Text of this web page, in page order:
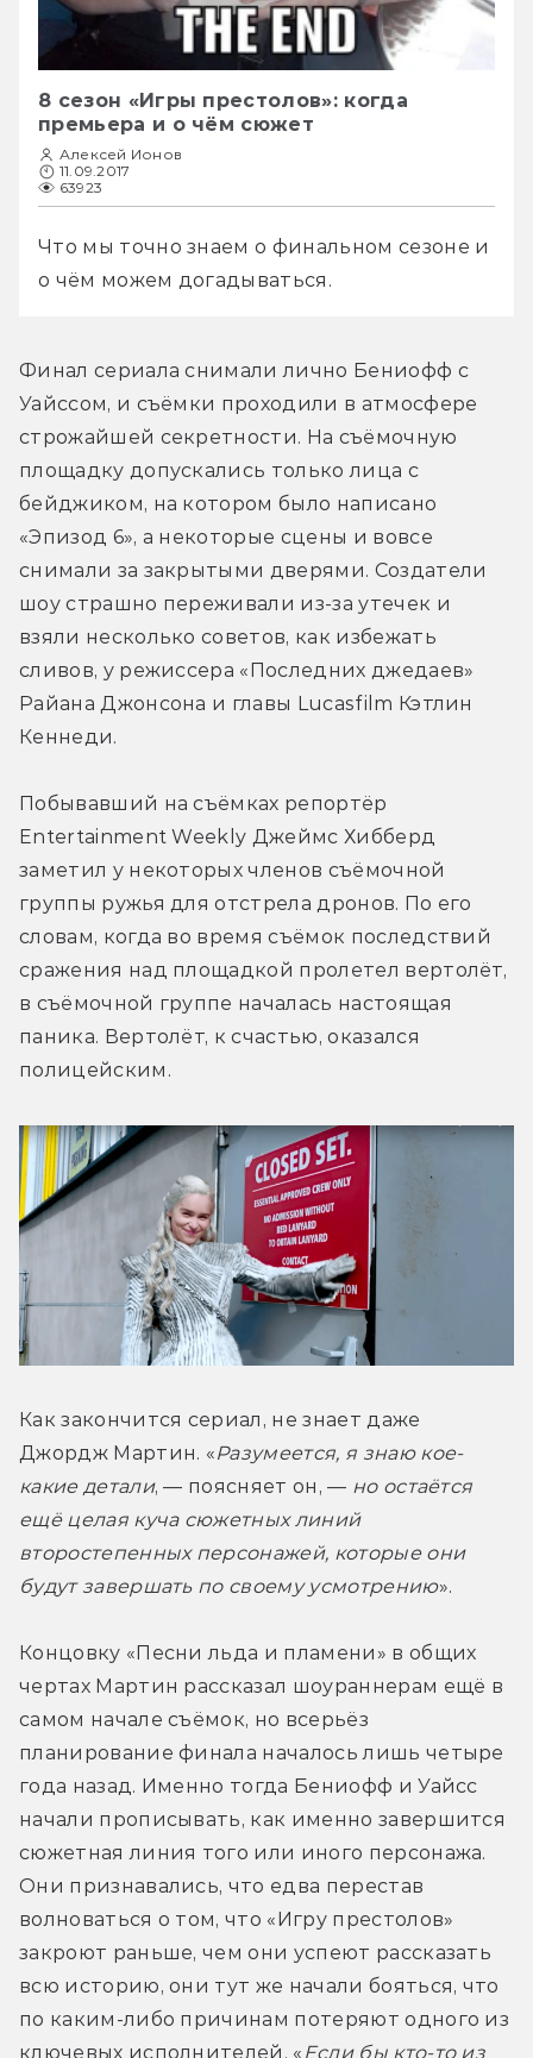
8 сезон «Игры престолов»: когда
премьера и о чём сюжет
Алексей Ионов
11.09.2017
63923
Что мы точно знаем о финальном сезоне и
о чём можем догадываться.
Финал сериала снимали лично Бениофф с
Уайссом, и съёмки проходили в атмосфере
строжайшей секретности. На съёмочную
площадку допускались только лица с
бейджиком, на котором было написано
«Эпизод 6», а некоторые сцены и вовсе
снимали за закрытыми дверями. Создатели
шоу страшно переживали из-за утечек и
взяли несколько советов, как избежать
сливов, у режиссера «Последних джедаев»
Райана Джонсона и главы Lucasfilm Кэтлин
Кеннеди.
Побывавший на съёмках репортёр
Entertainment Weekly Джеймс Хибберд
заметил у некоторых членов съёмочной
группы ружья для отстрела дронов. По его
словам, когда во время съёмок последствий
сражения над площадкой пролетел вертолёт,
в съёмочной группе началась настоящая
паника. Вертолёт, к счастью, оказался
полицейским.
Как закончится сериал, не знает даже
Джордж Мартин. «Разумеется, я знаю кое-
какие детали, — поясняет он, — но остаётся
ещё целая куча сюжетных линий
второстепенных персонажей, которые они
будут завершать по своему усмотрению».
Концовку «Песни льда и пламени» в общих
чертах Мартин рассказал шоураннерам ещё в
самом начале съёмок, но всерьёз
планирование финала началось лишь четыре
года назад. Именно тогда Бениофф и Уайсс
начали прописывать, как именно завершится
сюжетная линия того или иного персонажа.
Они признавались, что едва перестав
волноваться о том, что «Игру престолов»
закроют раньше, чем они успеют рассказать
всю историю, они тут же начали бояться, что
по каким-либо причинам потеряют одного из
ключевых исполнителей. « Если бы кто-то из